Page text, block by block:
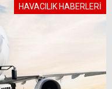
HAVACILIK HABERLERİ